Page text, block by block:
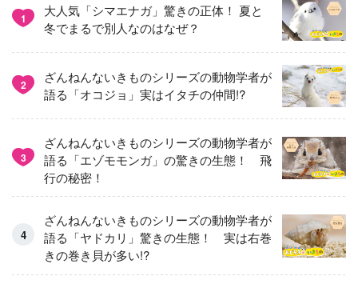
1
大人気「シマエナガ」驚きの正体！ 夏と
冬でまるで別人なのはなぜ？
2
ざんねんないきものシリーズの動物学者が
語る「オコジョ」実はイタチの仲間!?
3
ざんねんないきものシリーズの動物学者が
語る「エゾモモンガ」の驚きの生態！ 飛
行の秘密！
ざんねんないきものシリーズの動物学者が
語る「ヤドカリ」驚きの生態！ 実は右巻
きの巻き貝が多い!?